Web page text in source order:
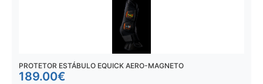
PROTETOR ESTÁBULO EQUICK AERO-MAGNETO
189.00€